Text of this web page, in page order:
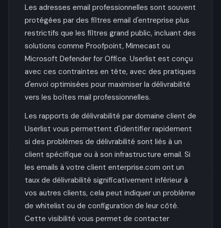
Les adresses email professionnelles sont souvent
protégées par des filtres email d'entreprise plus
restrictifs que les filtres grand public, incluant des
solutions comme Proofpoint, Mimecast ou
Microsoft Defender for Office. Userlist est conçu
avec ces contraintes en tête, avec des pratiques
d'envoi optimisées pour maximiser la délivrabilité
vers les boîtes mail professionnelles.
Les rapports de délivrabilité par domaine client de
Userlist vous permettent d'identifier rapidement
si des problèmes de délivrabilité sont liés à un
client spécifique ou à son infrastructure email. Si
les emails à votre client enterprise.com ont un
taux de délivrabilité significativement inférieur à
vos autres clients, cela peut indiquer un problème
de whitelist ou de configuration de leur côté.
Cette visibilité vous permet de contacter